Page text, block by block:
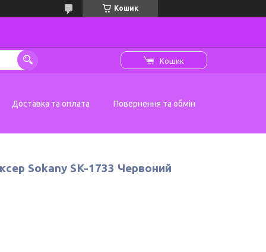
Кошик
Кошик
Доставка та оплата Повернення та обмін
Sokany SK-1733 Червоний